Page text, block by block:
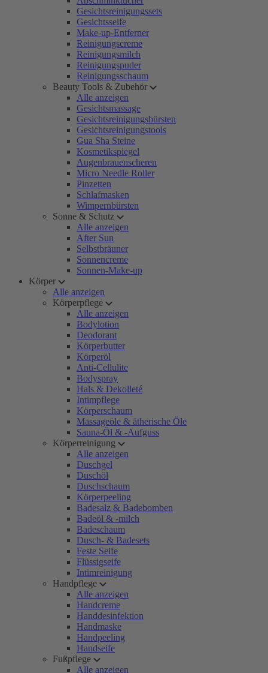
Gesichtsreinigungssets
Gesichtsseife
Make-up-Entferner
Reinigungscreme
Reinigungsmilch
Reinigungspuder
Reinigungsschaum
Beauty Tools & Zubehör
Alle anzeigen
Gesichtsmassage
Gesichtsreinigungsbürsten
Gesichtsreinigungstools
Gua Sha Steine
Kosmetikspiegel
Augenbrauenscheren
Micro Needle Roller
Pinzetten
Schlafmasken
Wimpernbürsten
Sonne & Schutz
Alle anzeigen
After Sun
Selbstbräuner
Sonnencreme
Sonnen-Make-up
Körper
Alle anzeigen
Körperpflege
Alle anzeigen
Bodylotion
Deodorant
Körperbutter
Körperöl
Anti-Cellulite
Bodyspray
Hals & Dekolleté
Intimpflege
Körperschaum
Massageöle & ätherische Öle
Sauna-Öl & -Aufguss
Körperreinigung
Alle anzeigen
Duschgel
Duschöl
Duschschaum
Körperpeeling
Badesalz & Badebomben
Badeöl & -milch
Badeschaum
Dusch- & Badesets
Feste Seife
Flüssigseife
Intimreinigung
Handpflege
Alle anzeigen
Handcreme
Handdesinfektion
Handmaske
Handpeeling
Handseife
Fußpflege
Alle anzeigen